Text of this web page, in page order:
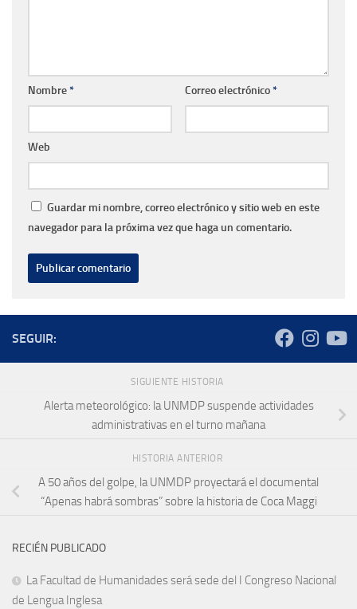
Nombre* Correo electrónico*
Web
Guardar mi nombre, correo electrónico y sitio web en este
navegador para la próxima vez que haga un comentario.
SEGUIR:
SIGUIENTE HISTORIA
Alerta meteorológico: la UNMDP suspende actividades
administrativas en el turno mañana
HISTORIA ANTERIOR
A 50 años del golpe, la UNMDP proyectará el documental
“Apenas habrá sombras” sobre la historia de Coca Maggi
RECIÉN PUBLICADO
La Facultad de Humanidades será sede del I Congreso Nacional
de Lengua Inglesa